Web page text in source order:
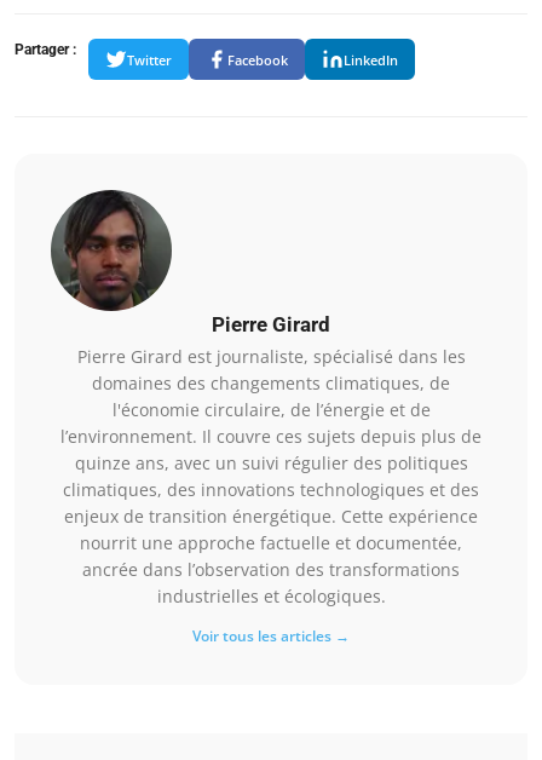
Partager :
Twitter Facebook LinkedIn
Pierre Girard
Pierre Girard est journaliste, spécialisé dans les
domaines des changements climatiques, de
l'économie circulaire, de l’énergie et de
l’environnement. Il couvre ces sujets depuis plus de
quinze ans, avec un suivi régulier des politiques
climatiques, des innovations technologiques et des
enjeux de transition énergétique. Cette expérience
nourrit une approche factuelle et documentée,
ancrée dans l’observation des transformations
industrielles et écologiques.
Voir tous les articles →